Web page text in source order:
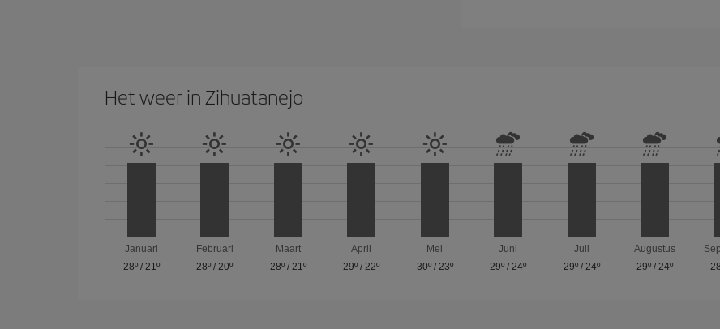
Het weer in Zihuatanejo
Januari
28º/ 21º
Februari
28º / 20º
Maart
28º/ 21º
April
29º / 22º
Mei
30º/ 23º
Juni
29º / 24º
Juli
29º/ 24º
Augustus
29º / 24º